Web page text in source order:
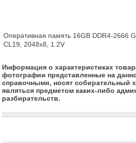
Оперативная память 16GB DDR4-2666
CL19, 2048x8, 1.2V
Информация о характеристиках
фотографии представленные на
справочными, носят собирательный
являться предметом каких-либо
разбирательств.